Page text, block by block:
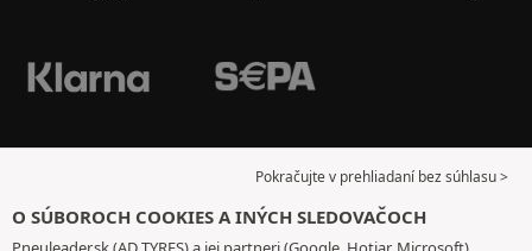
Pokračujte v prehliadaní bez súhlasu >
O SÚBOROCH COOKIES A INÝCH SLEDOVAČOCH